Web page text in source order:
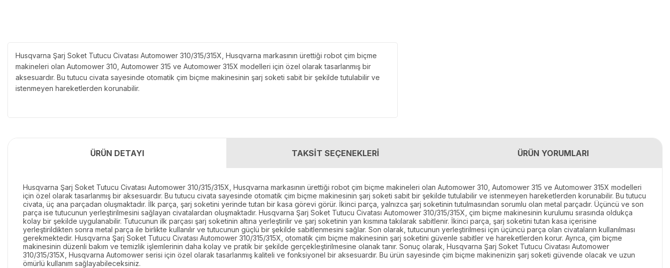
Husqvarna Şarj Soket Tutucu Civatası Automower 310/315/315X, Husqvarna markasının ürettiği robot çim biçme
makineleri olan Automower 310, Automower 315 ve Automower 315X modelleri için özel olarak tasarlanmış bir
aksesuardır. Bu tutucu civata sayesinde otomatik çim biçme makinesinin şarj soketi sabit bir şekilde tutulabilir ve
istenmeyen hareketlerden korunabilir.
ÜRÜN DETAYI TAKSİT SEÇENEKLERİ ÜRÜN YORUMLARI
Husqvarna Şarj Soket Tutucu Civatası Automower 310/315/315X, Husqvarna markasının ürettiği robot çim biçme makineleri olan Automower 310, Automower 315 ve Automower 315X modelleri
için özel olarak tasarlanmış bir aksesuardır. Bu tutucu civata sayesinde otomatik çim biçme makinesinin şarj soketi sabit bir şekilde tutulabilir ve istenmeyen hareketlerden korunabilir. Bu tutucu
civata, üç ana parçadan oluşmaktadır. İlk parça, şarj soketini yerinde tutan bir kasa görevi görür. İkinci parça, yalnızca şarj soketinin tutulmasından sorumlu olan metal parçadır. Üçüncü ve son
parça ise tutucunun yerleştirilmesini sağlayan civatalardan oluşmaktadır. Husqvarna Şarj Soket Tutucu Civatası Automower 310/315/315X, çim biçme makinesinin kurulumu sırasında oldukça
kolay bir şekilde uygulanabilir. Tutucunun ilk parçası şarj soketinin altına yerleştirilir ve şarj soketinin yan kısmına takılarak sabitlenir. İkinci parça, şarj soketini tutan kasa içerisine
yerleştirildikten sonra metal parça ile birlikte kullanılır ve tutucunun güçlü bir şekilde sabitlenmesini sağlar. Son olarak, tutucunun yerleştirilmesi için üçüncü parça olan civataların kullanılması
gerekmektedir. Husqvarna Şarj Soket Tutucu Civatası Automower 310/315/315X, otomatik çim biçme makinesinin şarj soketini güvenle sabitler ve hareketlerden korur. Ayrıca, çim biçme
makinesinin düzenli bakım ve temizlik işlemlerinin daha kolay ve pratik bir şekilde gerçekleştirilmesine olanak tanır. Sonuç olarak, Husqvarna Şarj Soket Tutucu Civatası Automower
310/315/315X, Husqvarna Automower serisi için özel olarak tasarlanmış kaliteli ve fonksiyonel bir aksesuardır. Bu ürün sayesinde çim biçme makinenizin şarj soketi güvende olacak ve uzun
ömürlü kullanım sağlayabileceksiniz.